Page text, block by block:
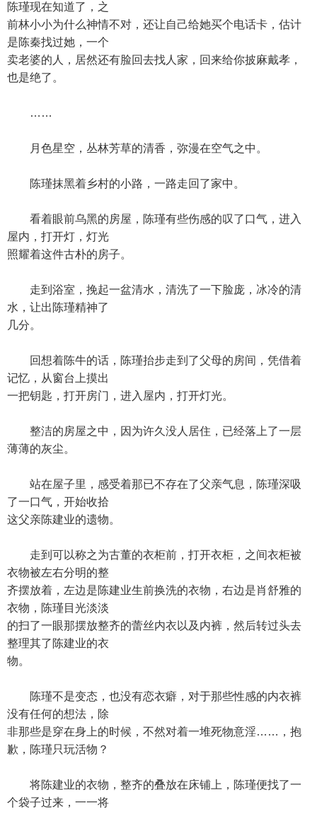
陈瑾现在知道了，之
前林小小为什么神情不对，还让自己给她买个电话卡，估计
是陈秦找过她，一个
卖老婆的人，居然还有脸回去找人家，回来给你披麻戴孝，
也是绝了。
……
月色星空，丛林芳草的清香，弥漫在空气之中。
陈瑾抹黑着乡村的小路，一路走回了家中。
看着眼前乌黑的房屋，陈瑾有些伤感的叹了口气，进入
屋内，打开灯，灯光
照耀着这件古朴的房子。
走到浴室，挽起一盆清水，清洗了一下脸庞，冰冷的清
水，让出陈瑾精神了
几分。
回想着陈牛的话，陈瑾抬步走到了父母的房间，凭借着
记忆，从窗台上摸出
一把钥匙，打开房门，进入屋内，打开灯光。
整洁的房屋之中，因为许久没人居住，已经落上了一层
薄薄的灰尘。
站在屋子里，感受着那已不存在了父亲气息，陈瑾深吸
了一口气，开始收拾
这父亲陈建业的遗物。
走到可以称之为古董的衣柜前，打开衣柜，之间衣柜被
衣物被左右分明的整
齐摆放着，左边是陈建业生前换洗的衣物，右边是肖舒雅的
衣物，陈瑾目光淡淡
的扫了一眼那摆放整齐的蕾丝内衣以及内裤，然后转过头去
整理其了陈建业的衣
物。
陈瑾不是变态，也没有恋衣癖，对于那些性感的内衣裤
没有任何的想法，除
非那些是穿在身上的时候，不然对着一堆死物意淫……，抱
歉，陈瑾只玩活物？
将陈建业的衣物，整齐的叠放在床铺上，陈瑾便找了一
个袋子过来，一一将